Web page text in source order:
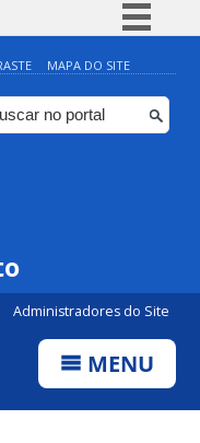
Simplifique!
Comunica BR
Participe
MAPA DO SITE
Administradores do Site
MENU